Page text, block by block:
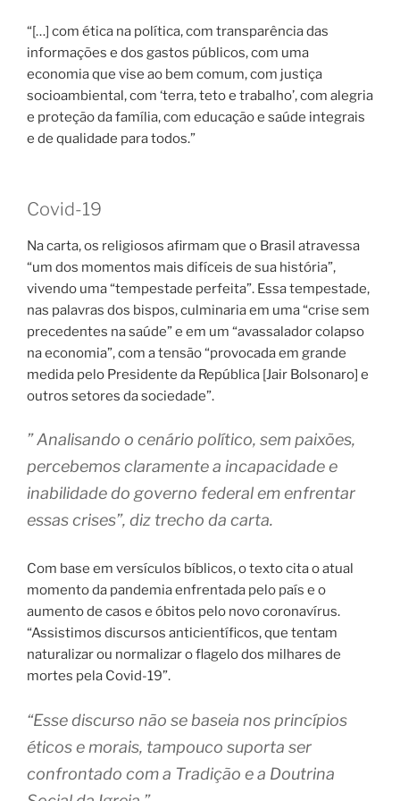
“[…] com ética na política, com transparência das
informações e dos gastos públicos, com uma
economia que vise ao bem comum, com justiça
socioambiental, com ‘terra, teto e trabalho’, com alegria
e proteção da família, com educação e saúde integrais
e de qualidade para todos.”
Covid-19
Na carta, os religiosos afirmam que o Brasil atravessa
“um dos momentos mais difíceis de sua história”,
vivendo uma “tempestade perfeita”. Essa tempestade,
nas palavras dos bispos, culminaria em uma “crise sem
precedentes na saúde” e em um “avassalador colapso
na economia”, com a tensão “provocada em grande
medida pelo Presidente da República [Jair Bolsonaro] e
outros setores da sociedade”.
” Analisando o cenário político, sem paixões,
percebemos claramente a incapacidade e
inabilidade do governo federal em enfrentar
essas crises”, diz trecho da carta.
Com base em versículos bíblicos, o texto cita o atual
momento da pandemia enfrentada pelo país e o
aumento de casos e óbitos pelo novo coronavírus.
“Assistimos discursos anticientíficos, que tentam
naturalizar ou normalizar o flagelo dos milhares de
mortes pela Covid-19”.
“Esse discurso não se baseia nos princípios
éticos e morais, tampouco suporta ser
confrontado com a Tradição e a Doutrina